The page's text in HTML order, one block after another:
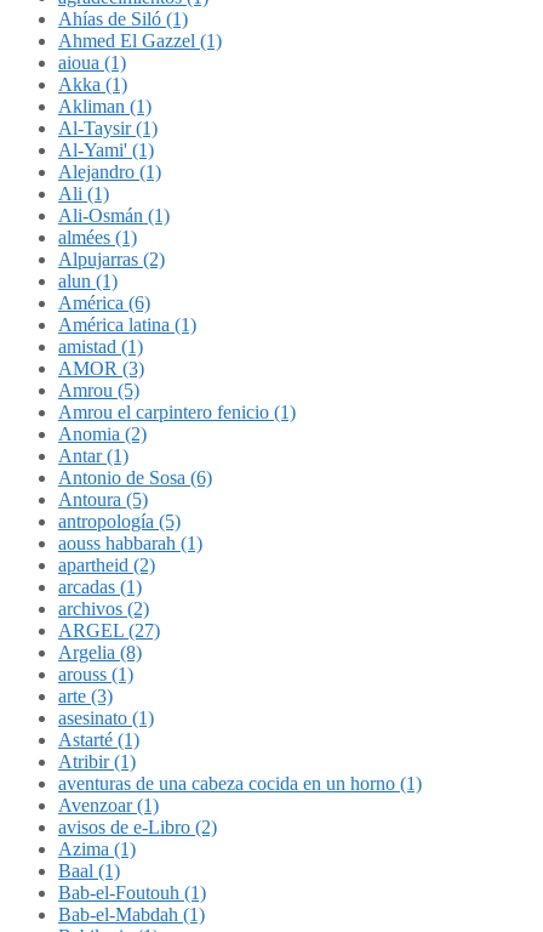
Ahías de Siló (1)
Ahmed El Gazzel (1)
aioua (1)
Akka (1)
Akliman (1)
Al-Taysir (1)
Al-Yami' (1)
Alejandro (1)
Ali (1)
Ali-Osmán (1)
almées (1)
Alpujarras (2)
alun (1)
América (6)
América latina (1)
amistad (1)
AMOR (3)
Amrou (5)
Amrou el carpintero fenicio (1)
Anomia (2)
Antar (1)
Antonio de Sosa (6)
Antoura (5)
antropología (5)
aouss habbarah (1)
apartheid (2)
arcadas (1)
archivos (2)
ARGEL (27)
Argelia (8)
arouss (1)
arte (3)
asesinato (1)
Astarté (1)
Atribir (1)
aventuras de una cabeza cocida en un horno (1)
Avenzoar (1)
avisos de e-Libro (2)
Azima (1)
Baal (1)
Bab-el-Foutouh (1)
Bab-el-Mabdah (1)